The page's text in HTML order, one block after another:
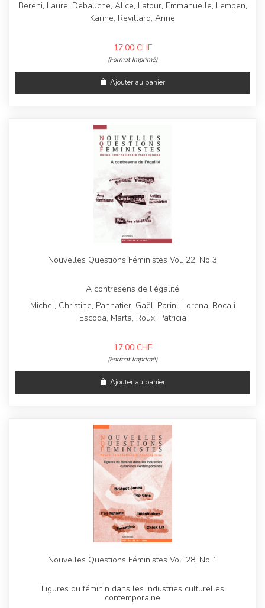
Bereni, Laure, Debauche, Alice, Latour, Emmanuelle, Lempen,
Karine, Revillard, Anne
17,00 CHF
(Format Imprimé)
Ajouter au panier
Nouvelles Questions Féministes Vol. 22, No 3
A contresens de l'égalité
Michel, Christine, Pannatier, Gaël, Parini, Lorena, Roca i
Escoda, Marta, Roux, Patricia
17,00 CHF
(Format Imprimé)
Ajouter au panier
Nouvelles Questions Féministes Vol. 28, No 1
Figures du féminin dans les industries culturelles
contemporaine